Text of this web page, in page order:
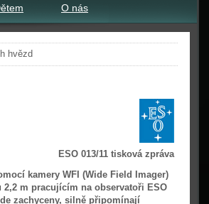
O nás
hvězd
ESO 013/11 tisková zpráva
kamery WFI (Wide Field Imager)
m pracujícím na observatoři ESO
zachyceny, silně připomínají